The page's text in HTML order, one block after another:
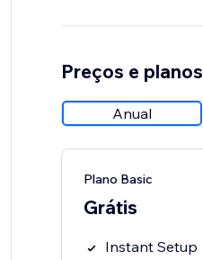
Preços e planos
Anual
Plano Basic
Grátis
Instant Setup